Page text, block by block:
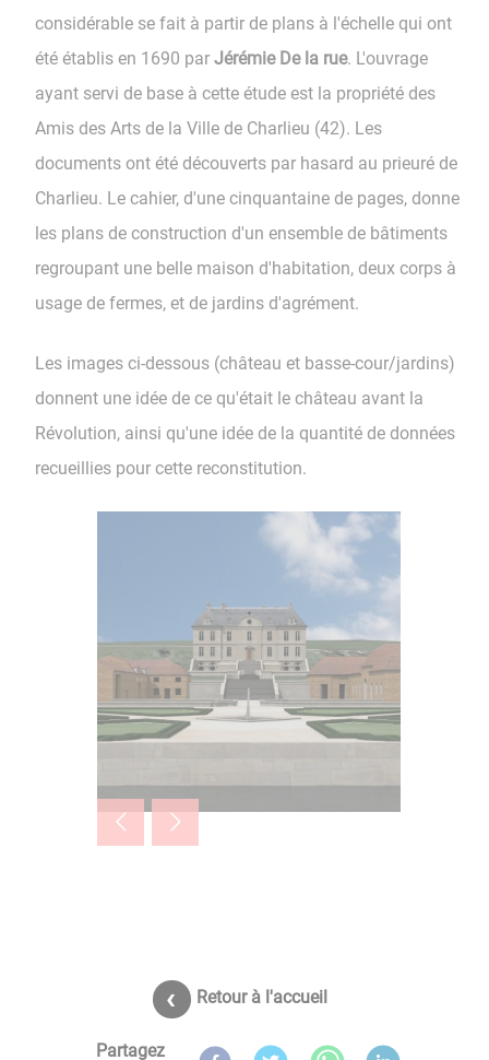
considérable se fait à partir de plans à l'échelle qui ont
été établis en 1690 par Jérémie De la rue. L'ouvrage
ayant servi de base à cette étude est la propriété des
Amis des Arts de la Ville de Charlieu (42). Les
documents ont été découverts par hasard au prieuré de
Charlieu. Le cahier, d'une cinquantaine de pages, donne
les plans de construction d'un ensemble de bâtiments
regroupant une belle maison d'habitation, deux corps à
usage de fermes, et de jardins d'agrément.
Les images ci-dessous (château et basse-cour/jardins)
donnent une idée de ce qu'était le château avant la
Révolution, ainsi qu'une idée de la quantité de données
recueillies pour cette reconstitution.
Retour à l'accueil
Partagez